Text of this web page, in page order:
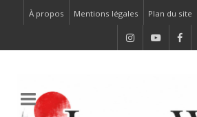
À propos Mentions légales Plan du site